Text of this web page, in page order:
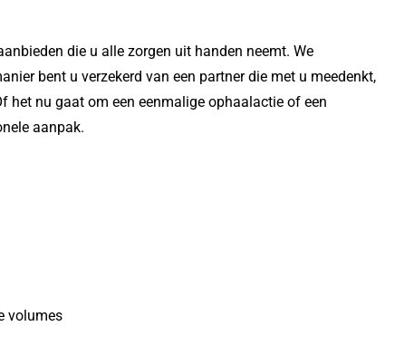
die u alle zorgen uit handen neemt. We
bent u verzekerd van een partner die met u meedenkt,
het nu gaat om een eenmalige ophaalactie of een
aanpak.
volumes